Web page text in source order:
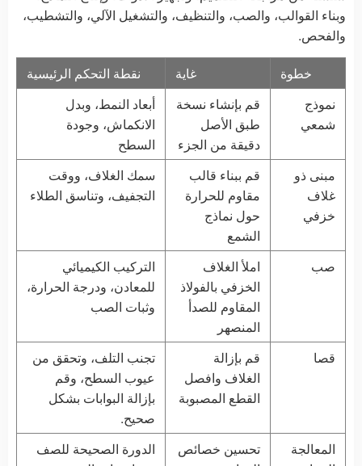
وبناء القوالب، والصب، والتنظيف، والتشغيل الآلي، والتشطيب،
والفحص.
خطوة غاية
نقطة التحكم الرئيسية
نموذج
شمعي
قم بإنشاء نسخة
طبق الأصل
دقيقة من الجزء
أبعاد النمط، وبدل
الانكماش، وجودة
السطح
مبنى ذو
غلاف
خزفي
قم ببناء قالب
مقاوم للحرارة
حول نماذج
الشمع
سمك الغلاف، ووقت
التجفيف، وتناسق الطلاء
صب
املأ الغلاف
الخزفي بالفولاذ
المقاوم للصدأ
المنصهر
التركيب الكيميائي
للمعادن، ودرجة الحرارة،
وثبات الصب
قصا
قم بإزالة
الغلاف وافصل
القطع المصبوبة
تجنب التلف، وتحقق من
عيوب السطح، وقم
بإزالة البوابات بشكل
صحيح.
المعالجة
تحسين خصائص
الدورة الصحيحة للصف